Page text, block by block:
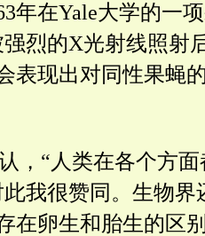
年在Yale大学的一
烈的X光射线照射
表现出对同性果蝇
，“人类在各个方
我很赞同。生物界
在卵生和胎生的区